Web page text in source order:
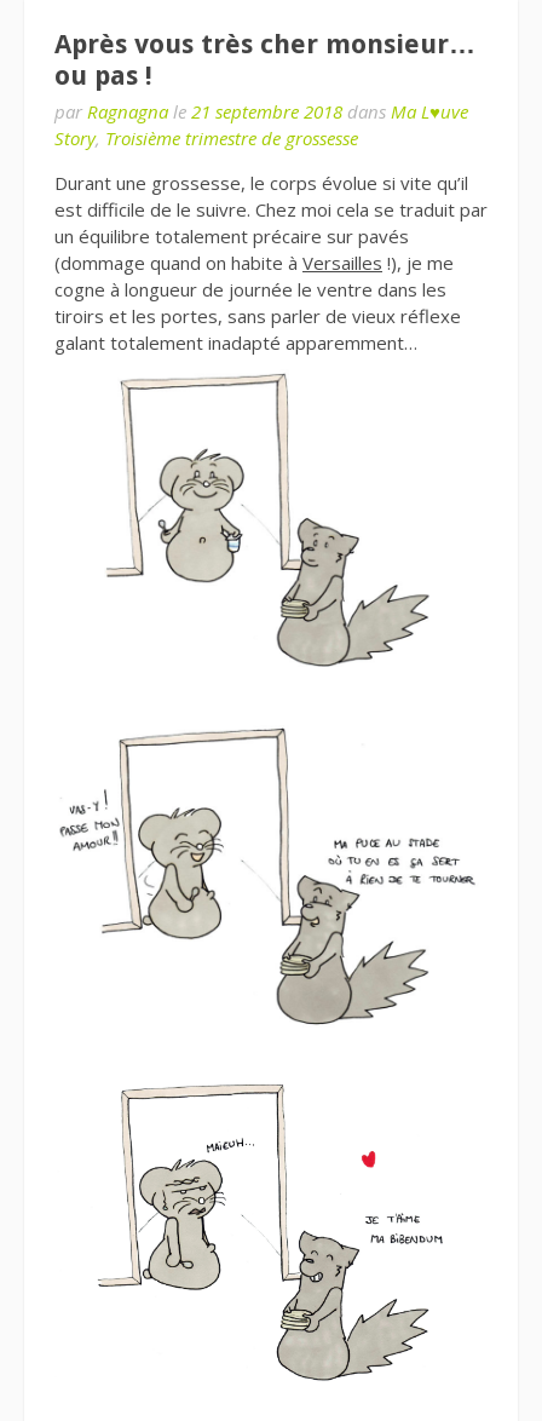
Après vous très cher monsieur…
ou pas !
par Ragnagna le 21 septembre 2018 dans Ma L♥uve
Story, Troisième trimestre de grossesse
Durant une grossesse, le corps évolue si vite qu’il
est difficile de le suivre. Chez moi cela se traduit par
un équilibre totalement précaire sur pavés
(dommage quand on habite à Versailles !), je me
cogne à longueur de journée le ventre dans les
tiroirs et les portes, sans parler de vieux réflexe
galant totalement inadapté apparemment…